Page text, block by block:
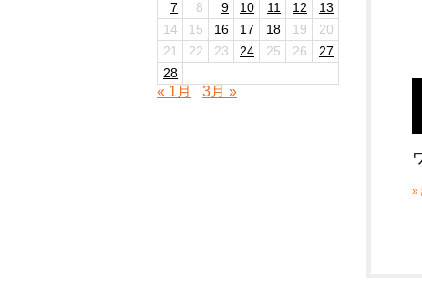
7
8 9 10 11 12
13
14
15 16 17 18 19
20
21
22 23 24 25 26
27
28
« 1月 3月 »
»